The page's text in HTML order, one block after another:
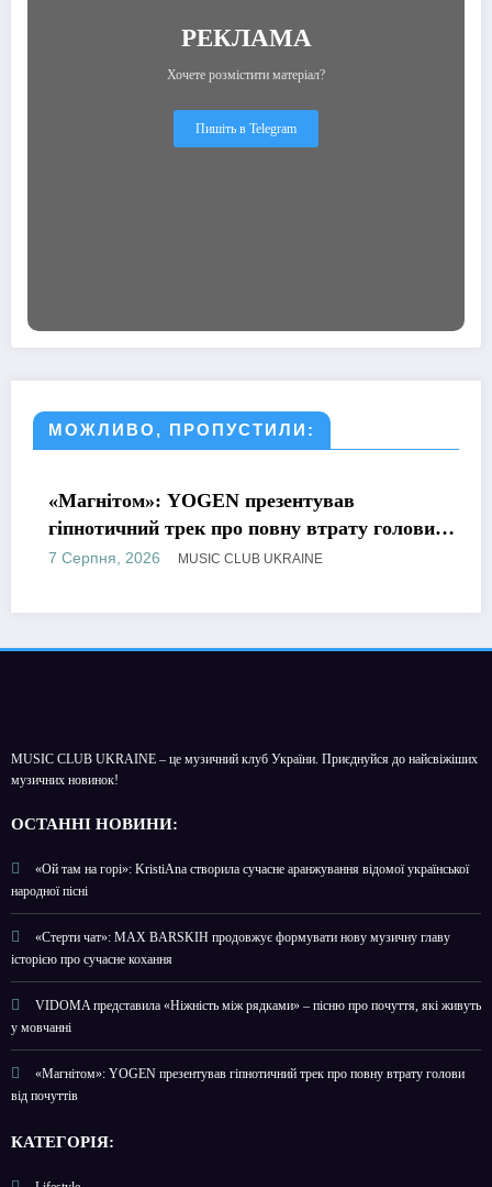
РЕКЛАМА
Хочете розмістити матеріал?
Пишіть в Telegram
МОЖЛИВО, ПРОПУСТИЛИ:
МУЗИКА
«Магнітом»: YOGEN презентував
гіпнотичний трек про повну втрату голови
від почуттів
7 Серпня, 2026 MUSIC CLUB UKRAINE
MUSIC CLUB UKRAINE – це музичний клуб України. Приєднуйся до найсвіжіших
музичних новинок!
ОСТАННІ НОВИНИ:
«Ой там на горі»: KristiAna створила сучасне аранжування відомої української
народної пісні
«Стерти чат»: MAX BARSKIH продовжує формувати нову музичну главу
історією про сучасне кохання
VIDOMA представила «Ніжність між рядками» – пісню про почуття, які живуть
у мовчанні
«Магнітом»: YOGEN презентував гіпнотичний трек про повну втрату голови
від почуттів
КАТЕГОРІЯ: